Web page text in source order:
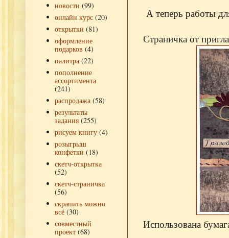
А теперь работы
Страничка от
Использована
новости (99)
онлайн курс (20)
открытки (81)
оформление
подарков (4)
палитра (22)
пополнение
ассортимента
(241)
распродажа (58)
результаты
задания (255)
рисуем книгу (4)
розыгрыш
конфетки (18)
скетч-открытка
(52)
скетч-страничка
(56)
скрапить можно
всё (30)
совместный
проект (68)